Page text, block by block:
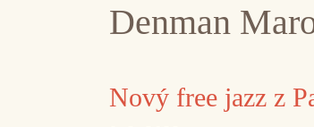
Denman
Nový free jazz z